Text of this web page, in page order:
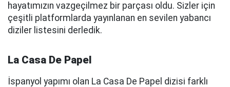
hayatımızın vazgeçilmez bir parçası oldu. Sizler için
çeşitli platformlarda yayınlanan en sevilen yabancı
diziler listesini derledik.
La Casa De Papel
İspanyol yapımı olan La Casa De Papel dizisi farklı